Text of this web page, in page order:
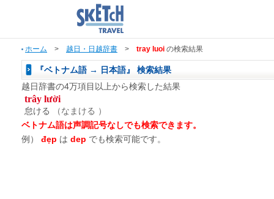
ホーム > 越日・日越辞書 > tray luoi の検索結果
『ベトナム語 → 日本語』 検索結果
越日辞書の4万項目以上から検索した結果
trây lười
怠ける
（なまける ）
ベトナム語は声調記号なしでも検索できます。
例）
đẹp は dep でも検索可能です。